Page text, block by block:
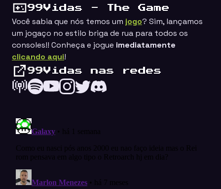
99Vidas - The Game
Você sabia que nós temos um jogo? Sim, lançamos
um jogaço no estilo briga de rua para todos os
consoles!! Conheça e jogue imediatamente
clicando aqui!
99Vidas nas redes